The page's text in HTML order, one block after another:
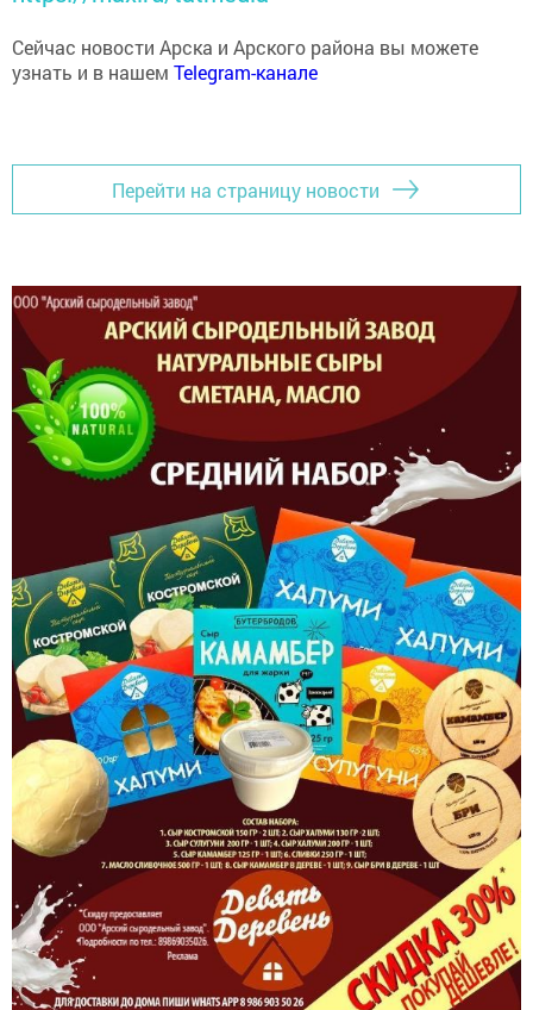
Сейчас новости Арска и Арского района вы можете
узнать и в нашемTelegram-канале
Перейти на страницу новости